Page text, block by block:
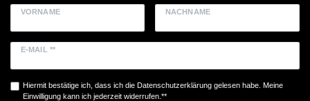
VORNAME NACHNAME
E-MAIL **
Hiermit bestätige ich, dass ich die Daten­schutz­erklärunggelesen habe. Meine
Einwilligung kann ich jederzeit widerrufen.**